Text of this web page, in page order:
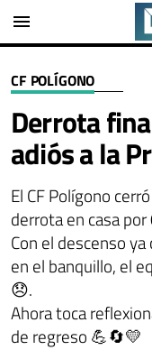
menu
CF POLÍGONO
Derrota
adiós a la
El CF Polígono
derrota en casa
Con el descenso
en el banquillo, el
😞.
Ahora toca
de regreso 💪🔄💛